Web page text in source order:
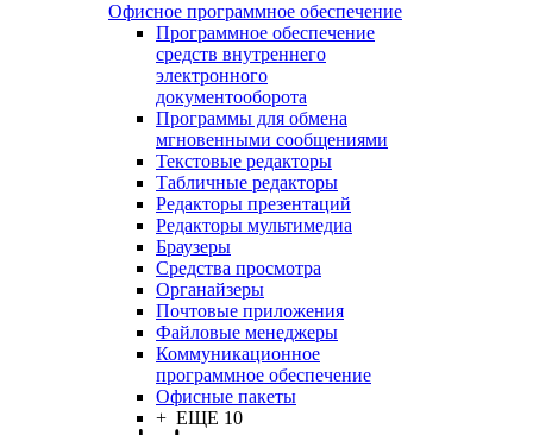
Офисное программное обеспечение
Программное обеспечение
средств внутреннего
электронного
документооборота
Программы для обмена
мгновенными сообщениями
Текстовые редакторы
Табличные редакторы
Редакторы презентаций
Редакторы мультимедиа
Браузеры
Средства просмотра
Органайзеры
Почтовые приложения
Файловые менеджеры
Коммуникационное
программное обеспечение
Офисные пакеты
+ ЕЩЕ 10